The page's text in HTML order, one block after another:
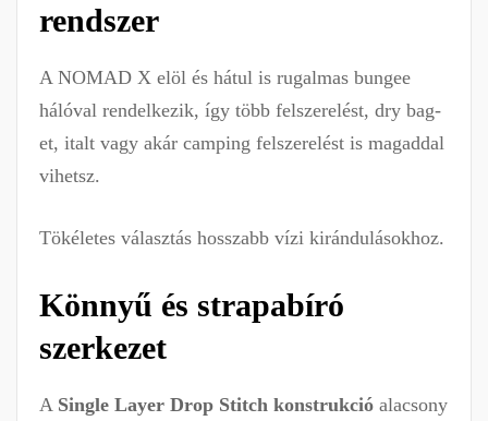
rendszer
A NOMAD X elöl és hátul is rugalmas bungee
hálóval rendelkezik, így több felszerelést, dry bag-
et, italt vagy akár camping felszerelést is magaddal
vihetsz.
Tökéletes választás hosszabb vízi kirándulásokhoz.
Könnyű és strapabíró
szerkezet
A Single Layer Drop Stitch konstrukció alacsony